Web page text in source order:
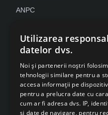
ANPC
Retragere din contract
Utilizarea
datelor dvs.
Noi și partenerii noștri
tehnologii similare pentru a
accesa informații pe
pentru a prelucra date cu
cum ar fi adresa dvs. IP,
și date de navigare, pentru